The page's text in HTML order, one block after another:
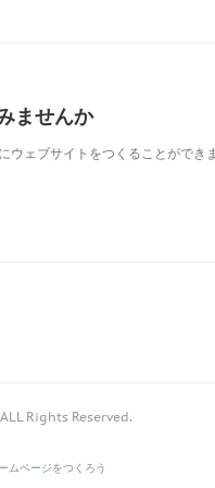
ませんか
ェブサイトをつくることができま
Rights Reserved.
ムページをつくろう